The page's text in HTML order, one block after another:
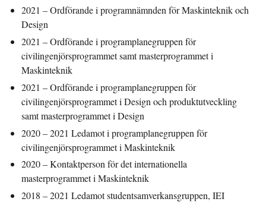
2021 – Ordförande i programnämnden för Maskinteknik och
Design
2021 – Ordförande i programplanegruppen för
civilingenjörsprogrammet samt masterprogrammet i
Maskinteknik
2021 – Ordförande i programplanegruppen för
civilingenjörsprogrammet i Design och produktutveckling
samt masterprogrammet i Design
2020 – 2021 Ledamot i programplanegruppen för
civilingenjörsprogrammet i Maskinteknik
2020 – Kontaktperson för det internationella
masterprogrammet i Maskinteknik
2018 – 2021 Ledamot studentsamverkansgruppen, IEI